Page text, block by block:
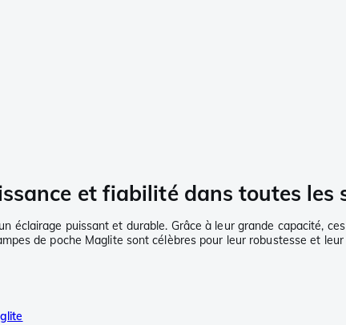
et fiabilité dans toutes les
éclairage puissant et durable. Grâce à leur grande capacité,
de poche Maglite sont célèbres pour leur robustesse et